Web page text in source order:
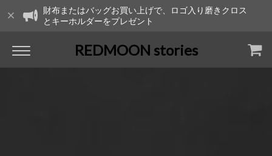
財布またはバッグお買い上げで、ロゴ入り磨きクロス
とキーホルダーをプレゼント
REDMOON stories